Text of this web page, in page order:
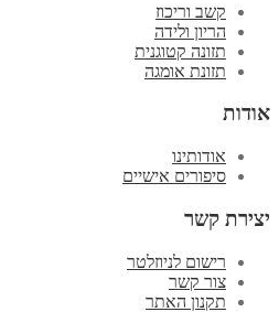
קשב וריכוז
הריון ולידה
תזונה קטוגנית
תזונת אומגה
אודות
אודותינו
סיפורים אישיים
יצירת קשר
רישום לניוזלטר
צור קשר
תקנון האתר